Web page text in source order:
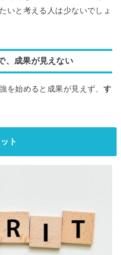
いと考える人は少ないでしょ
、成果が見えない
を始めると成果が見えず、 す
ト